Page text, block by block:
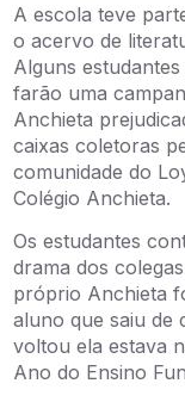
A escola teve
o acervo de
Alguns
farão uma
Anchieta
caixas coletoras
comunidade do
Colégio Anchieta.
Os estudantes
drama dos
próprio Anchieta
aluno que saiu de
voltou ela estava
Ano do Ensino